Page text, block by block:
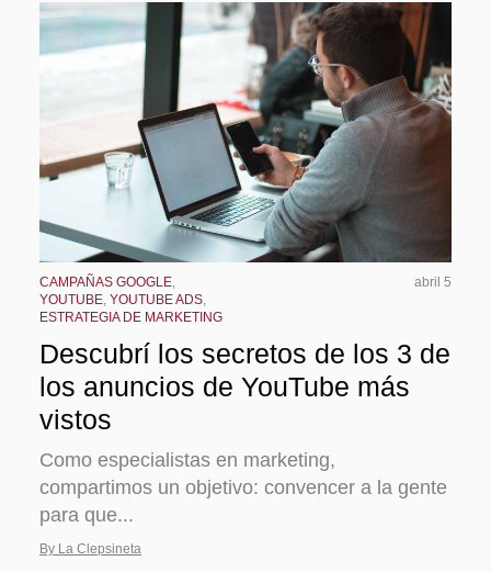
CAMPAÑAS GOOGLE,
YOUTUBE, YOUTUBE ADS,
ESTRATEGIA DE MARKETING
abril 5
Descubrí los secretos de los 3 de
los anuncios de YouTube más
vistos
Como especialistas en marketing,
compartimos un objetivo: convencer a la gente
para que...
By La Clepsineta